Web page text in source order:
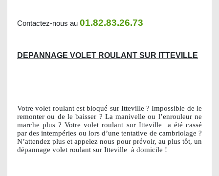
Contactez-nous au 01.82.83.26.73
DEPANNAGE VOLET ROULANT SUR ITTEVILLE
Votre volet roulant est bloqué sur Itteville ? Impossible de le
remonter ou de le baisser ? La manivelle ou l’enrouleur ne
marche plus ? Votre volet roulant sur Itteville
a été cassé
par des intempéries ou lors d’une tentative de cambriolage ?
N’attendez plus et appelez nous pour prévoir, au plus tôt, un
dépannage volet roulant sur Itteville à domicile !